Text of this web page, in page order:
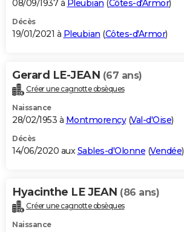
08/09/1937 à Pleubian (Côtes-d'Armor)
Décès
19/01/2021 à Pleubian (Côtes-d'Armor)
Gerard LE-JEAN (67 ans)
Créer une cagnotte obsèques
Naissance
28/02/1953 à Montmorency(Val-d'Oise)
Décès
14/06/2020 auxSables-d'Olonne (Vendée)
Hyacinthe LE JEAN (86 ans)
Créer une cagnotte obsèques
Naissance